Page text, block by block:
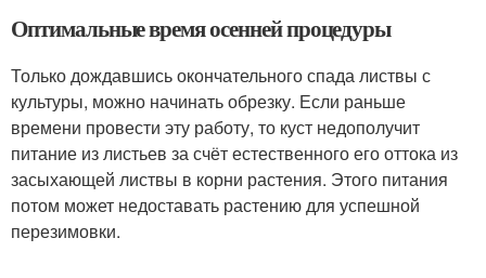
Оптимальные время осенней процедуры
Только дождавшись окончательного спада листвы с
культуры, можно начинать обрезку. Если раньше
времени провести эту работу, то куст недополучит
питание из листьев за счёт естественного его оттока из
засыхающей листвы в корни растения. Этого питания
потом может недоставать растению для успешной
перезимовки.